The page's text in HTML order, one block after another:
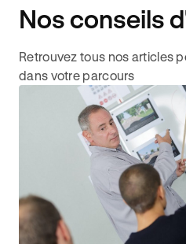
Nos conseils
Retrouvez tous nos articles
dans votre parcours